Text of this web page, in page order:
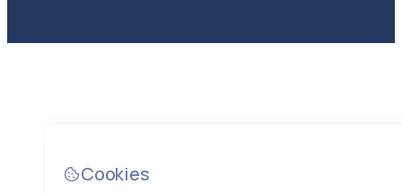
Cookies